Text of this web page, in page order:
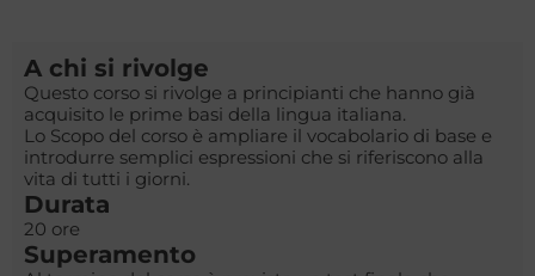
A chi si rivolge
Questo corso si rivolge a principianti che hanno già
acquisito le prime basi della lingua italiana.
Lo Scopo del corso è ampliare il vocabolario di base e
introdurre semplici espressioni che si riferiscono alla
vita di tutti i giorni.
Durata
20 ore
Superamento